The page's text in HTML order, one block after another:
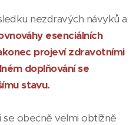
nezdravých návyků a
esenciálních
projeví zdravotními
doplňování se
stavu.
se obecně velmi obtížně